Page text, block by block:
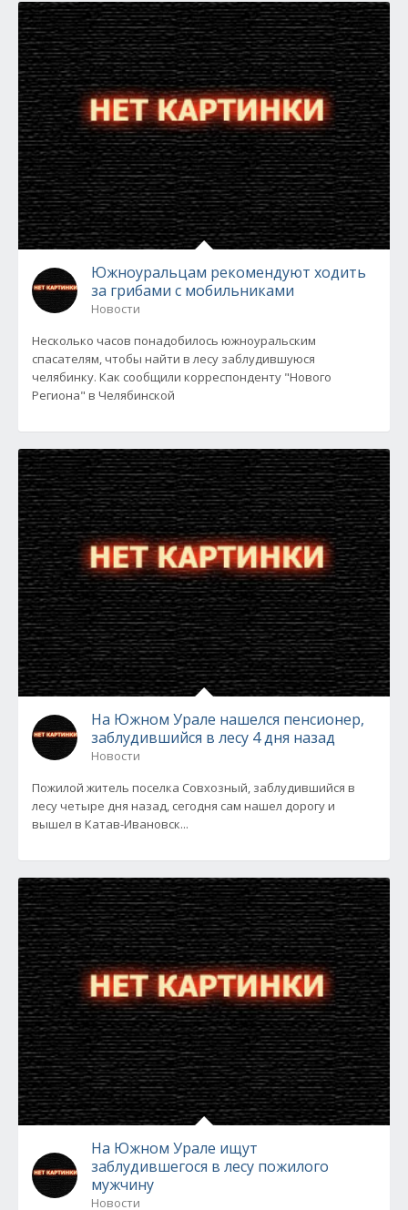
Южноуральцам рекомендуют ходить
за грибами с мобильниками
Новости
Несколько часов понадобилось южноуральским
спасателям, чтобы найти в лесу заблудившуюся
челябинку. Как сообщили корреспонденту "Нового
Региона" в Челябинской
На Южном Урале нашелся пенсионер,
заблудившийся в лесу 4 дня назад
Новости
Пожилой житель поселка Совхозный, заблудившийся в
лесу четыре дня назад, сегодня сам нашел дорогу и
вышел в Катав-Ивановск...
На Южном Урале ищут
заблудившегося в лесу пожилого
мужчину
Новости